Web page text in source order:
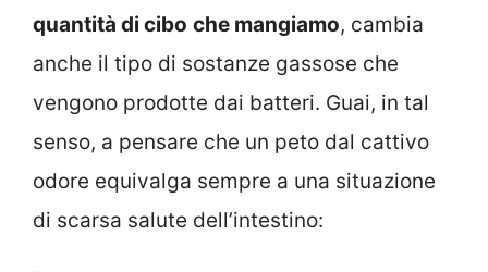
quantità di cibo che mangiamo, cambia
anche il tipo di sostanze gassose che
vengono prodotte dai batteri. Guai, in tal
senso, a pensare che un peto dal cattivo
odore equivalga sempre a una situazione
di scarsa salute dell’intestino: